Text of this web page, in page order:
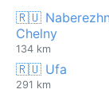
🇷🇺
Chelny
134 km
🇷🇺 Ufa
291 km